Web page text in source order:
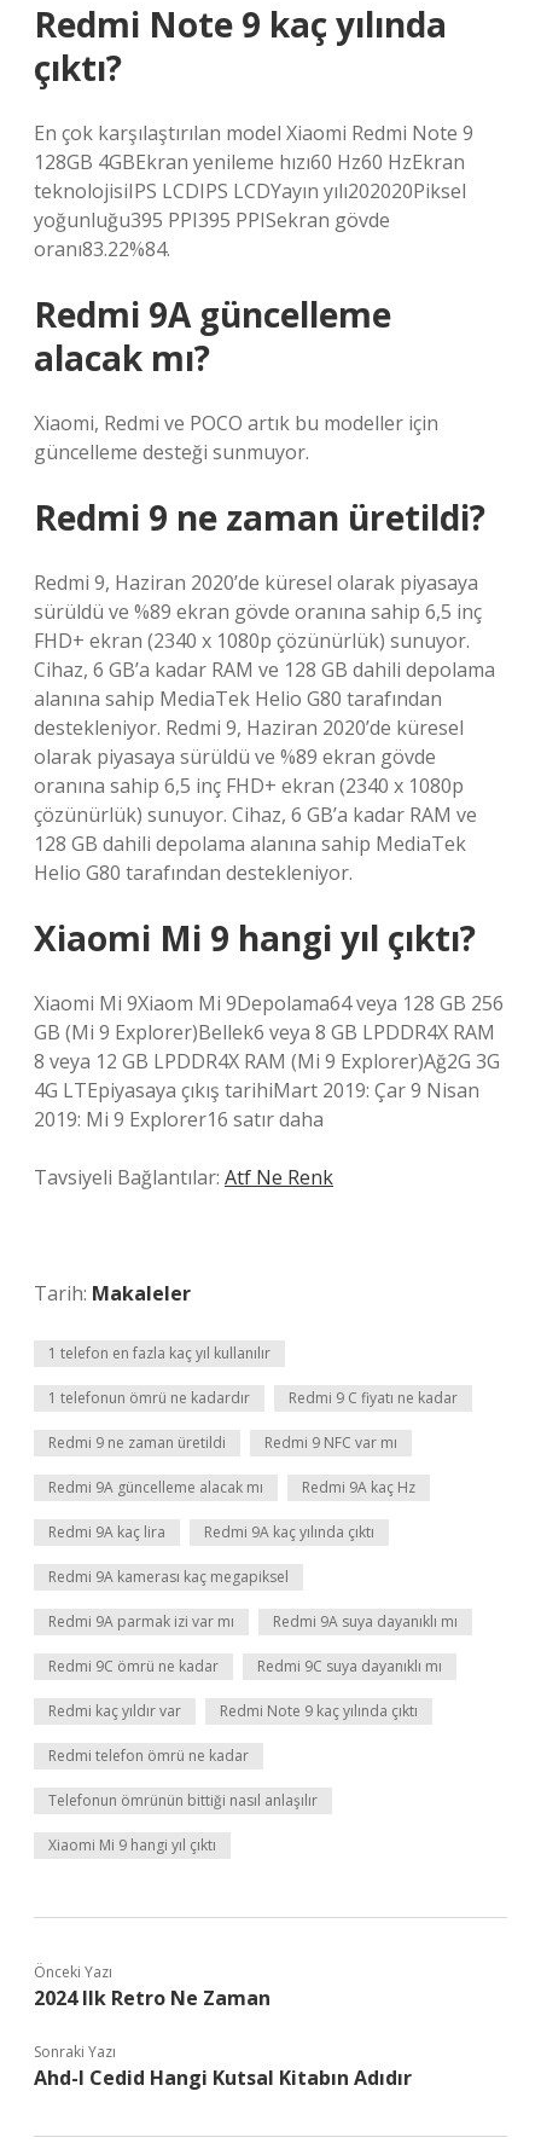
Redmi Note 9 kaç yılında
çıktı?
En çok karşılaştırılan model Xiaomi Redmi Note 9
128GB 4GBEkran yenileme hızı60 Hz60 HzEkran
teknolojisiIPS LCDIPS LCDYayın yılı202020Piksel
yoğunluğu395 PPI395 PPISekran gövde
oranı83.22%84.
Redmi 9A güncelleme
alacak mı?
Xiaomi, Redmi ve POCO artık bu modeller için
güncelleme desteği sunmuyor.
Redmi 9 ne zaman üretildi?
Redmi 9, Haziran 2020’de küresel olarak piyasaya
sürüldü ve %89 ekran gövde oranına sahip 6,5 inç
FHD+ ekran (2340 x 1080p çözünürlük) sunuyor.
Cihaz, 6 GB’a kadar RAM ve 128 GB dahili depolama
alanına sahip MediaTek Helio G80 tarafından
destekleniyor. Redmi 9, Haziran 2020’de küresel
olarak piyasaya sürüldü ve %89 ekran gövde
oranına sahip 6,5 inç FHD+ ekran (2340 x 1080p
çözünürlük) sunuyor. Cihaz, 6 GB’a kadar RAM ve
128 GB dahili depolama alanına sahip MediaTek
Helio G80 tarafından destekleniyor.
Xiaomi Mi 9 hangi yıl çıktı?
Xiaomi Mi 9Xiaom Mi 9Depolama64 veya 128 GB 256
GB (Mi 9 Explorer)Bellek6 veya 8 GB LPDDR4X RAM
8 veya 12 GB LPDDR4X RAM (Mi 9 Explorer)Ağ2G 3G
4G LTEpiyasaya çıkış tarihiMart 2019: Çar 9 Nisan
2019: Mi 9 Explorer16 satır daha
Tavsiyeli Bağlantılar: Atf Ne Renk
Tarih: Makaleler
1 telefon en fazla kaç yıl kullanılır
1 telefonun ömrü ne kadardır Redmi 9 C fiyatı ne kadar
Redmi 9 ne zaman üretildi Redmi 9 NFC var mı
Redmi 9A güncelleme alacak mı Redmi 9A kaç Hz
Redmi 9A kaç lira Redmi 9A kaç yılında çıktı
Redmi 9A kamerası kaç megapiksel
Redmi 9A parmak izi var mı Redmi 9A suya dayanıklı mı
Redmi 9C ömrü ne kadar Redmi 9C suya dayanıklı mı
Redmi kaç yıldır var Redmi Note 9 kaç yılında çıktı
Redmi telefon ömrü ne kadar
Telefonun ömrünün bittiği nasıl anlaşılır
Xiaomi Mi 9 hangi yıl çıktı
Önceki Yazı
2024 Ilk Retro Ne Zaman
Sonraki Yazı
Ahd-I Cedid Hangi Kutsal Kitabın Adıdır